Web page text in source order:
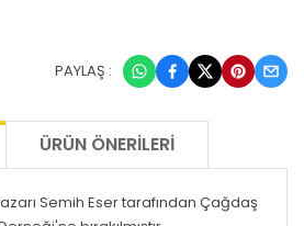
PAYLAŞ :
ÜRÜN ÖNERILERI
Semih Eser tarafından Çağdaş